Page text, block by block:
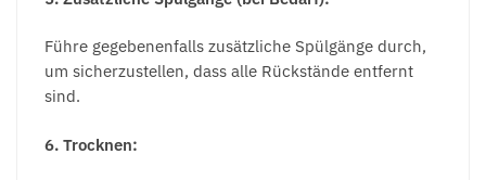
Führe gegebenenfalls zusätzliche Spülgänge durch,
um sicherzustellen, dass alle Rückstände entfernt
sind.
6. Trocknen: